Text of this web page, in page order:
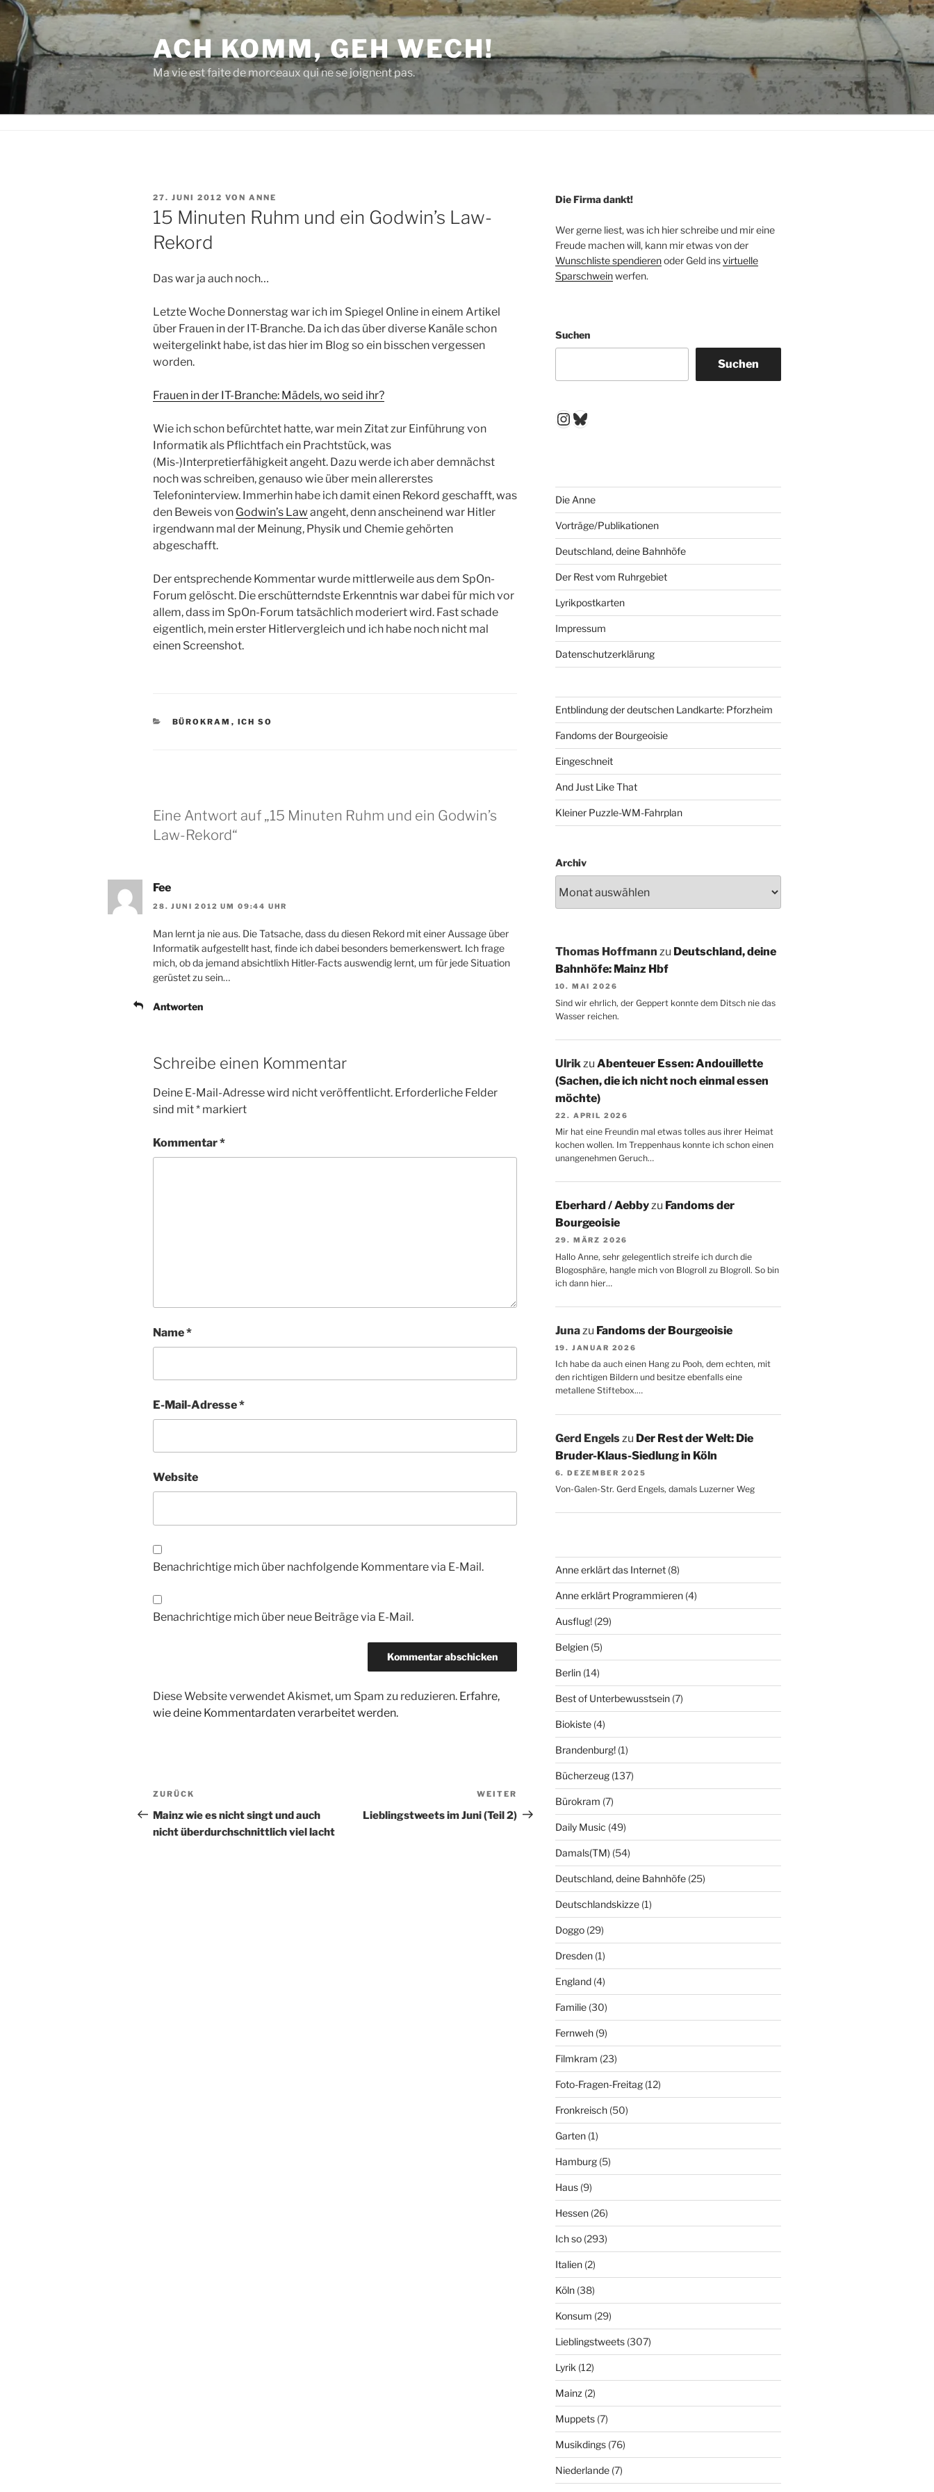
Zum
Inhalt
springen
ACH KOMM, GEH WECH!
Ma vie est faite de morceaux qui ne se joignent pas.
VERÖFFENTLICHT
AM
27. JUNI 2012 VON ANNE
15 Minuten Ruhm und ein Godwin’s Law-
Rekord
Das war ja auch noch…
Letzte Woche Donnerstag war ich im Spiegel Online in einem Artikel
über Frauen in der IT-Branche. Da ich das über diverse Kanäle schon
weitergelinkt habe, ist das hier im Blog so ein bisschen vergessen
worden.
Frauen in der IT-Branche: Mädels, wo seid ihr?
Wie ich schon befürchtet hatte, war mein Zitat zur Einführung von
Informatik als Pflichtfach ein Prachtstück, was
(Mis-)Interpretierfähigkeit angeht. Dazu werde ich aber demnächst
noch was schreiben, genauso wie über mein allererstes
Telefoninterview. Immerhin habe ich damit einen Rekord geschafft, was
den Beweis von Godwin’s Law angeht, denn anscheinend war Hitler
irgendwann mal der Meinung, Physik und Chemie gehörten
abgeschafft.
Der entsprechende Kommentar wurde mittlerweile aus dem SpOn-
Forum gelöscht. Die erschütterndste Erkenntnis war dabei für mich vor
allem, dass im SpOn-Forum tatsächlich moderiert wird. Fast schade
eigentlich, mein erster Hitlervergleich und ich habe noch nicht mal
einen Screenshot.
KATEGORIEN
BÜROKRAM , ICH SO
Eine Antwort auf „15 Minuten Ruhm und ein Godwin’s
Law-Rekord“
Fee
28. JUNI 2012 UM 09:44 UHR
Man lernt ja nie aus. Die Tatsache, dass du diesen Rekord mit einer Aussage über
Informatik aufgestellt hast, finde ich dabei besonders bemerkenswert. Ich frage
mich, ob da jemand absichtlixh Hitler-Facts auswendig lernt, um für jede Situation
gerüstet zu sein…
Antworten
Schreibe einen Kommentar
Deine E-Mail-Adresse wird nicht veröffentlicht. Erforderliche Felder
sind mit* markiert
Kommentar*
Name*
E-Mail-Adresse*
Website
Benachrichtige mich über nachfolgende Kommentare via E-Mail.
Benachrichtige mich über neue Beiträge via E-Mail.
Diese Website verwendet Akismet, um Spam zu reduzieren. Erfahre,
wie deine Kommentardaten verarbeitet werden.
Beitragsnavigation
Vorheriger
Beitrag
ZURÜCK
Mainz wie es nicht singt und auch
nicht überdurchschnittlich viel lacht
Nächster
Beitrag
WEITER
Lieblingstweets im Juni (Teil 2)
Die Firma dankt!
Wer gerne liest, was ich hier schreibe und mir eine
Freude machen will, kann mir etwas von der
Wunschliste spendierenoder Geld insvirtuelle
Sparschweinwerfen.
Suchen
Suchen
Instagram
Bluesky
Die Anne
Vorträge/Publikationen
Deutschland, deine Bahnhöfe
Der Rest vom Ruhrgebiet
Lyrikpostkarten
Impressum
Datenschutzerklärung
Entblindung der deutschen Landkarte: Pforzheim
Fandoms der Bourgeoisie
Eingeschneit
And Just Like That
Kleiner Puzzle-WM-Fahrplan
Archiv
Thomas Hoffmann zu Deutschland, deine
Bahnhöfe: Mainz Hbf
10. MAI 2026
Sind wir ehrlich, der Geppert konnte dem Ditsch nie das
Wasser reichen.
Ulrikzu Abenteuer Essen: Andouillette
(Sachen, die ich nicht noch einmal essen
möchte)
22. APRIL 2026
Mir hat eine Freundin mal etwas tolles aus ihrer Heimat
kochen wollen. Im Treppenhaus konnte ich schon einen
unangenehmen Geruch…
Eberhard / Aebbyzu Fandoms der
Bourgeoisie
29. MÄRZ 2026
Hallo Anne, sehr gelegentlich streife ich durch die
Blogosphäre, hangle mich von Blogroll zu Blogroll. So bin
ich dann hier…
Junazu Fandoms der Bourgeoisie
19. JANUAR 2026
Ich habe da auch einen Hang zu Pooh, dem echten, mit
den richtigen Bildern und besitze ebenfalls eine
metallene Stiftebox.…
Gerd Engelszu Der Rest der Welt: Die
Bruder-Klaus-Siedlung in Köln
6. DEZEMBER 2025
Von-Galen-Str. Gerd Engels, damals Luzerner Weg
Anne erklärt das Internet(8)
Anne erklärt Programmieren(4)
Ausflug!(29)
Belgien(5)
Berlin(14)
Best of Unterbewusstsein(7)
Biokiste(4)
Brandenburg!(1)
Bücherzeug(137)
Bürokram (7)
Daily Music (49)
Damals(TM) (54)
Deutschland, deine Bahnhöfe(25)
Deutschlandskizze(1)
Doggo(29)
Dresden(1)
England(4)
Familie(30)
Fernweh(9)
Filmkram (23)
Foto-Fragen-Freitag(12)
Fronkreisch(50)
Garten(1)
Hamburg(5)
Haus(9)
Hessen(26)
Ich so(293)
Italien(2)
Köln(38)
Konsum (29)
Lieblingstweets(307)
Lyrik (12)
Mainz (2)
Muppets(7)
Musikdings(76)
Niederlande(7)